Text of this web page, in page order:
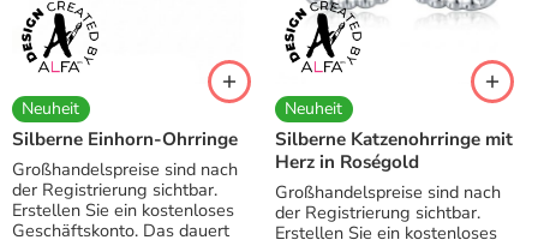
Neuheit
Silberne Einhorn-Ohrringe
Großhandelspreise sind nach
der Registrierung sichtbar.
Erstellen Sie ein kostenloses
Geschäftskonto. Das dauert
Neuheit
Silberne Katzenohrringe mit
Herz in Roségold
Großhandelspreise sind nach
der Registrierung sichtbar.
Erstellen Sie ein kostenloses